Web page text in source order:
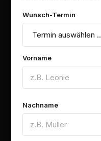
Wunsch-Termin
Vorname
Nachname